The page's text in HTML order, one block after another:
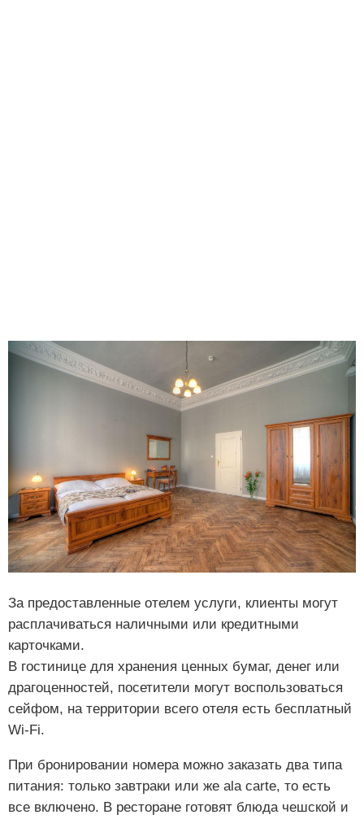
За предоставленные отелем услуги, клиенты могут
расплачиваться наличными или кредитными
карточками.
В гостинице для хранения ценных бумаг, денег или
драгоценностей, посетители могут воспользоваться
сейфом, на территории всего отеля есть бесплатный
Wi-Fi.
При бронировании номера можно заказать два типа
питания: только завтраки или же ala carte, то есть
все включено. В ресторане готовят блюда чешской и